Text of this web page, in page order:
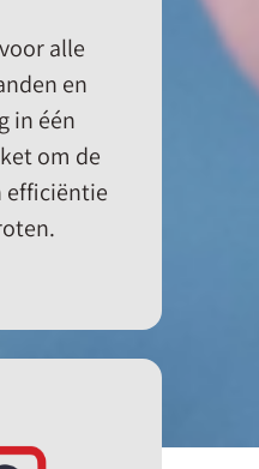
alle
en
in één
om de
efficiëntie